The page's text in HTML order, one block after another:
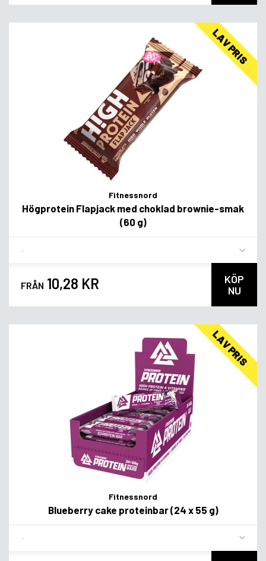
LAV PRIS
Fitnessnord
Högprotein Flapjack med choklad brownie-smak
(60 g)
FRÅN 10,28 KR
KÖP
NU
LAV PRIS
Fitnessnord
Blueberry cake proteinbar (24 x 55 g)